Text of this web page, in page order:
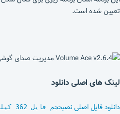
تعیین شده است.
لینک های اصلی دانلود
دانلود فایل اصلی نصبحجم فایل 362 کیلو بایت